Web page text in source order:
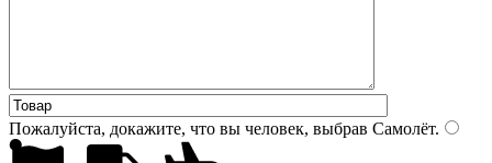
Пожалуйста, докажите, что вы человек, выбрав Самолёт.